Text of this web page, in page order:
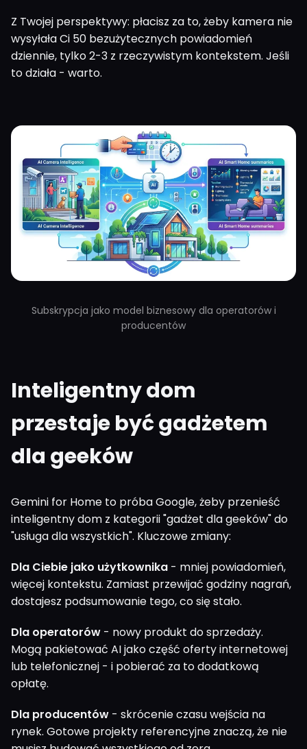
Z Twojej perspektywy: płacisz za to, żeby kamera nie
wysyłała Ci 50 bezużytecznych powiadomień
dziennie, tylko 2-3 z rzeczywistym kontekstem. Jeśli
to działa - warto.
Subskrypcja jako model biznesowy dla operatorów i
producentów
Inteligentny dom
przestaje być gadżetem
dla geeków
Gemini for Home to próba Google, żeby przenieść
inteligentny dom z kategorii "gadżet dla geeków" do
"usługa dla wszystkich". Kluczowe zmiany:
Dla Ciebie jako użytkownika - mniej powiadomień,
więcej kontekstu. Zamiast przewijać godziny nagrań,
dostajesz podsumowanie tego, co się stało.
Dla operatorów - nowy produkt do sprzedaży.
Mogą pakietować AI jako część oferty internetowej
lub telefonicznej - i pobierać za to dodatkową
opłatę.
Dla producentów - skrócenie czasu wejścia na
rynek. Gotowe projekty referencyjne znaczą, że nie